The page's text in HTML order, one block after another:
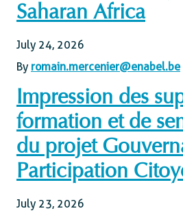
Saharan Africa
July 24, 2026
By romain.mercenier@enabel.be
Impression des
formation et de
du projet
Participation
July 23, 2026